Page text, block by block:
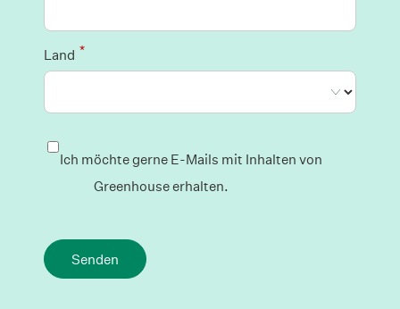
*
Land
Ich möchte gerne E-Mails mit Inhalten von
Greenhouse erhalten.
Senden